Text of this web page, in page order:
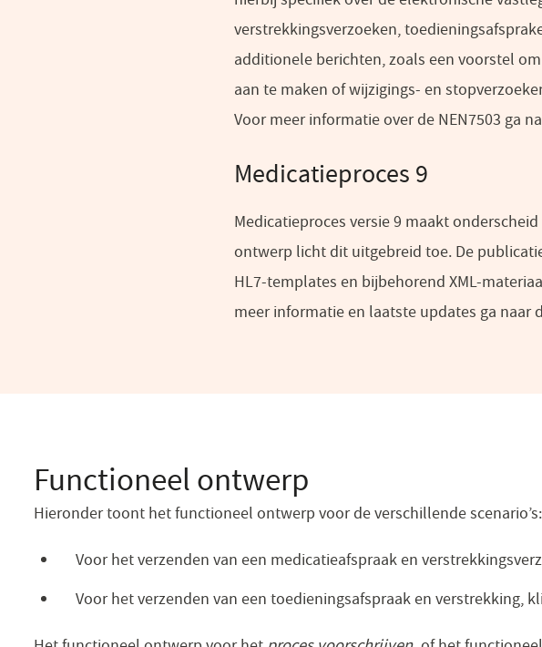
verstrekkingsverzoeken,
additionele berichten, zoals een voorstel
aan te maken of wijzigings- en
Voor meer informatie over de NEN7503 ga
Medicatieproces 9
Medicatieproces versie 9 maakt
ontwerp licht dit uitgebreid toe. De
HL7-templates en bijbehorend XML-
meer informatie en laatste updates ga naar
Functioneel ontwerp
Hieronder toont het functioneel ontwerp voor de verschillende scenario’s:
Voor het verzenden van een medicatieafspraak en
Voor het verzenden van een toedieningsafspraak en verstrekking,